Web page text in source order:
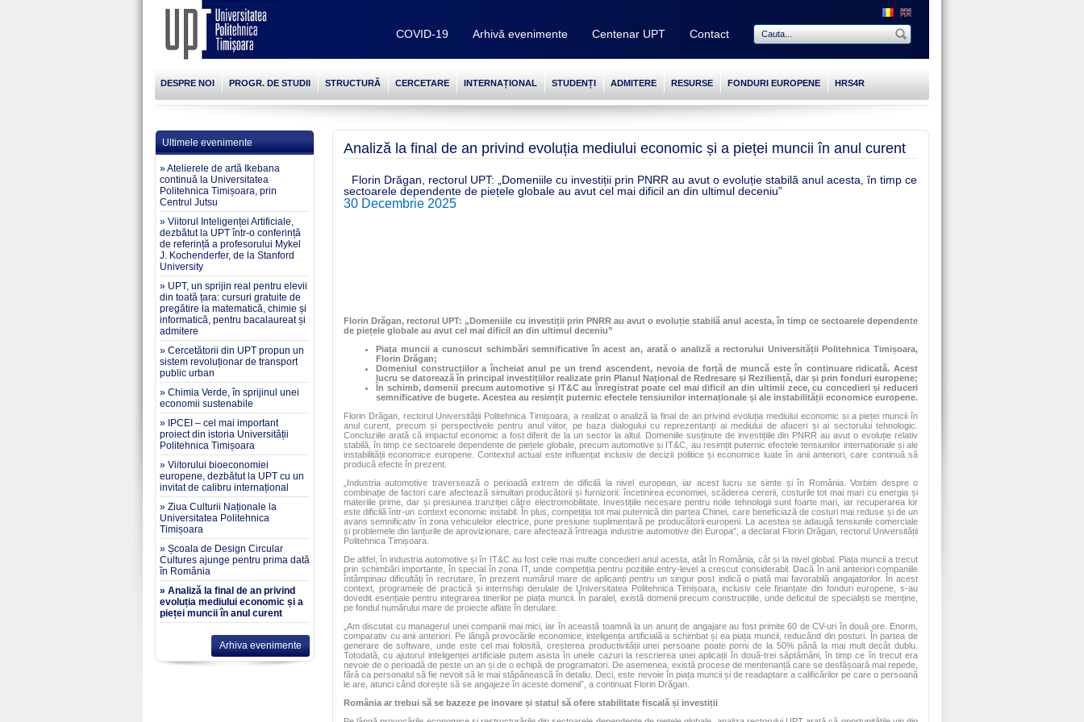
Contact
Centenar UPT
Arhivă evenimente
COVID-19
DESPRE NOI PROGR. DE STUDII STRUCTURĂ CERCETARE INTERNAȚIONAL STUDENȚI ADMITERE RESURSE FONDURI EUROPENE HRS4R
Ultimele evenimente
» Atelierele de artă Ikebana
continuă la Universitatea
Politehnica Timișoara, prin
Centrul Jutsu
» Viitorul Inteligenței Artificiale,
dezbătut la UPT într-o conferință
de referință a profesorului Mykel
J. Kochenderfer, de la Stanford
University
» UPT, un sprijin real pentru elevii
din toată țara: cursuri gratuite de
pregătire la matematică, chimie și
informatică, pentru bacalaureat și
admitere
» Cercetătorii din UPT propun un
sistem revoluționar de transport
public urban
» Chimia Verde, în sprijinul unei
economii sustenabile
» IPCEI – cel mai important
proiect din istoria Universității
Politehnica Timișoara
» Viitorului bioeconomiei
europene, dezbătut la UPT cu un
invitat de calibru internațional
» Ziua Culturii Naționale la
Universitatea Politehnica
Timișoara
» Școala de Design Circular
Cultures ajunge pentru prima dată
în România
» Analiză la final de an privind
evoluția mediului economic și a
pieței muncii în anul curent
Arhiva evenimente
Analiză la final de an privind evoluția mediului economic și a pieței muncii în anul curent
Florin Drăgan, rectorul UPT: „Domeniile cu investiții prin PNRR au avut o evoluție stabilă anul acesta, în timp ce
sectoarele dependente de piețele globale au avut cel mai dificil an din ultimul deceniu”
30 Decembrie 2025
Florin Drăgan, rectorul UPT: „Domeniile cu investiții prin PNRR au avut o evoluție stabilă anul acesta, în timp ce sectoarele dependente
de piețele globale au avut cel mai dificil an din ultimul deceniu”
Piața muncii a cunoscut schimbări semnificative în acest an, arată o analiză a rectorului Universității Politehnica Timișoara,
Florin Drăgan;
Domeniul construcțiilor a încheiat anul pe un trend ascendent, nevoia de forță de muncă este în continuare ridicată. Acest
lucru se datorează în principal investițiilor realizate prin Planul Național de Redresare și Reziliență, dar și prin fonduri europene;
În schimb, domenii precum automotive și IT&C au înregistrat poate cel mai dificil an din ultimii zece, cu concedieri și reduceri
semnificative de bugete. Acestea au resimțit puternic efectele tensiunilor internaționale și ale instabilității economice europene.
Florin Drăgan, rectorul Universității Politehnica Timișoara, a realizat o analiză la final de an privind evoluția mediului economic și a pieței muncii în
anul curent, precum și perspectivele pentru anul viitor, pe baza dialogului cu reprezentanți ai mediului de afaceri și ai sectorului tehnologic.
Concluziile arată că impactul economic a fost diferit de la un sector la altul. Domeniile susținute de investițiile din PNRR au avut o evoluție relativ
stabilă, în timp ce sectoarele dependente de piețele globale, precum automotive și IT&C, au resimțit puternic efectele tensiunilor internaționale și ale
instabilității economice europene. Contextul actual este influențat inclusiv de decizii politice și economice luate în anii anteriori, care continuă să
producă efecte în prezent.
„Industria automotive traversează o perioadă extrem de dificilă la nivel european, iar acest lucru se simte și în România. Vorbim despre o
combinație de factori care afectează simultan producătorii și furnizorii: încetinirea economiei, scăderea cererii, costurile tot mai mari cu energia și
materiile prime, dar și presiunea tranziției către electromobilitate. Investițiile necesare pentru noile tehnologii sunt foarte mari, iar recuperarea lor
este dificilă într-un context economic instabil. În plus, competiția tot mai puternică din partea Chinei, care beneficiază de costuri mai reduse și de un
avans semnificativ în zona vehiculelor electrice, pune presiune suplimentară pe producătorii europeni. La acestea se adaugă tensiunile comerciale
și problemele din lanțurile de aprovizionare, care afectează întreaga industrie automotive din Europa”, a declarat Florin Drăgan, rectorul Universității
Politehnica Timișoara.
De altfel, în industria automotive și în IT&C au fost cele mai multe concedieri anul acesta, atât în România, cât și la nivel global. Piața muncii a trecut
prin schimbări importante, în special în zona IT, unde competiția pentru pozițiile entry-level a crescut considerabil. Dacă în anii anteriori companiile
întâmpinau dificultăți în recrutare, în prezent numărul mare de aplicanți pentru un singur post indică o piață mai favorabilă angajatorilor. În acest
context, programele de practică și internship derulate de Universitatea Politehnica Timișoara, inclusiv cele finanțate din fonduri europene, s-au
dovedit esențiale pentru integrarea tinerilor pe piața muncii. În paralel, există domenii precum construcțiile, unde deficitul de specialiști se menține,
pe fondul numărului mare de proiecte aflate în derulare.
„Am discutat cu managerul unei companii mai mici, iar în această toamnă la un anunț de angajare au fost primite 60 de CV-uri în două ore. Enorm,
comparativ cu anii anteriori. Pe lângă provocările economice, inteligența artificială a schimbat și ea piața muncii, reducând din posturi. În partea de
generare de software, unde este cel mai folosită, creșterea productivității unei persoane poate porni de la 50% până la mai mult decât dublu.
Totodată, cu ajutorul inteligenței artificiale putem asista în unele cazuri la rescrierea unei aplicații în două-trei săptămâni, în timp ce în trecut era
nevoie de o perioadă de peste un an și de o echipă de programatori. De asemenea, există procese de mentenanță care se desfășoară mai repede,
fără ca personalul să fie nevoit să le mai stăpânească în detaliu. Deci, este nevoie în piața muncii și de readaptare a calificărilor pe care o persoană
le are, atunci când dorește să se angajeze în aceste domenii”, a continuat Florin Drăgan.
România ar trebui să se bazeze pe inovare și statul să ofere stabilitate fiscală și investiții